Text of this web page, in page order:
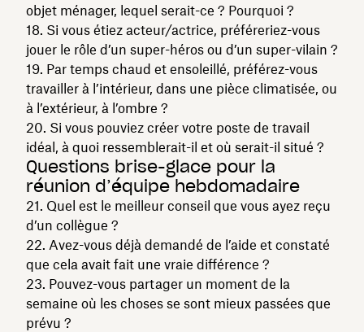
objet ménager, lequel serait-ce ? Pourquoi ?
18. Si vous étiez acteur/actrice, préféreriez-vous
jouer le rôle d’un super-héros ou d’un super-vilain ?
19. Par temps chaud et ensoleillé, préférez-vous
travailler à l’intérieur, dans une pièce climatisée, ou
à l’extérieur, à l’ombre ?
20. Si vous pouviez créer votre poste de travail
idéal, à quoi ressemblerait-il et où serait-il situé ?
Questions brise-glace pour la
réunion d’équipe hebdomadaire
21. Quel est le meilleur conseil que vous ayez reçu
d’un collègue ?
22. Avez-vous déjà demandé de l’aide et constaté
que cela avait fait une vraie différence ?
23. Pouvez-vous partager un moment de la
semaine où les choses se sont mieux passées que
prévu ?